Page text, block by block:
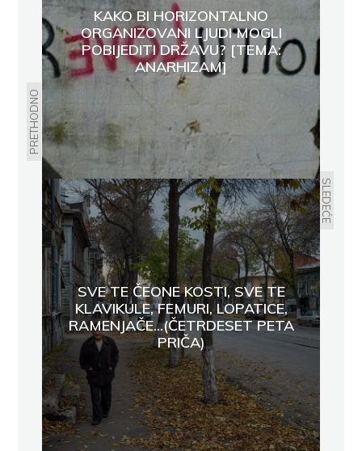
PRETHODNO
KAKO BI HORIZONTALNO
ORGANIZOVANI LJUDI MOGLI
POBIJEDITI DRŽAVU? [TEMA:
ANARHIZAM]
SLEDEĆE
SVE TE ČEONE KOSTI, SVE TE
KLAVIKULE, FEMURI, LOPATICE,
RAMENJAČE...(ČETRDESET PETA
PRIČA)